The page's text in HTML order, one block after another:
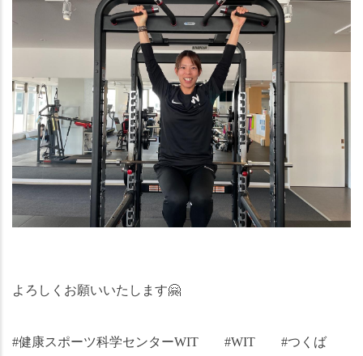
よろしくお願いいたします🤗
#健康スポーツ科学センターWIT　　#WIT　　#つくば